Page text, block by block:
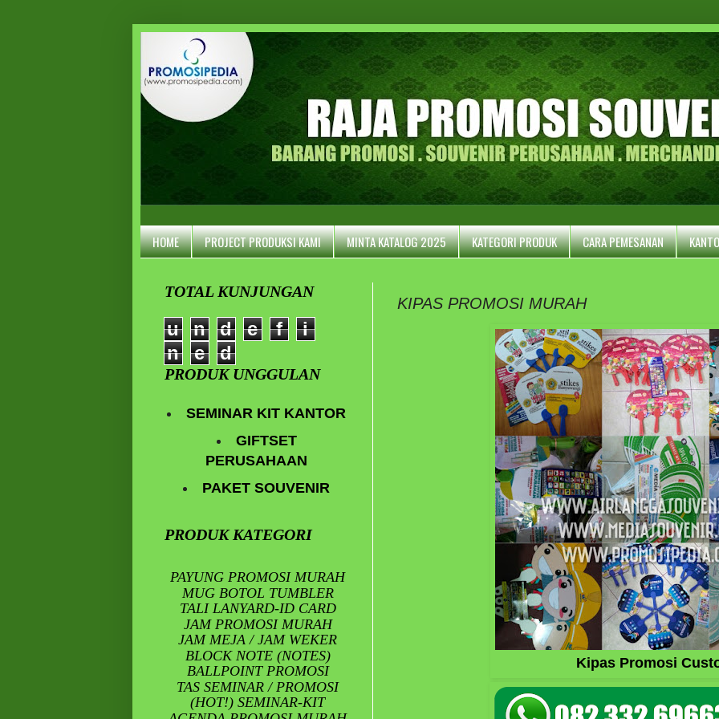
HOME PROJECT PRODUKSI KAMI MINTA KATALOG 2025 KATEGORI PRODUK CARA PEMESANAN
KIPAS PROMOSI MURAH
Kipas Promosi
TOTAL KUNJUNGAN
u n d e f
i
n
e d
PRODUK UNGGULAN
SEMINAR KIT KANTOR
GIFTSET
PERUSAHAAN
PAKET SOUVENIR
PRODUK KATEGORI
PAYUNG PROMOSI MURAH
MUG BOTOL TUMBLER
TALI LANYARD-ID CARD
JAM PROMOSI MURAH
JAM MEJA / JAM WEKER
BLOCK NOTE (NOTES)
BALLPOINT PROMOSI
TAS SEMINAR / PROMOSI
(HOT!) SEMINAR-KIT